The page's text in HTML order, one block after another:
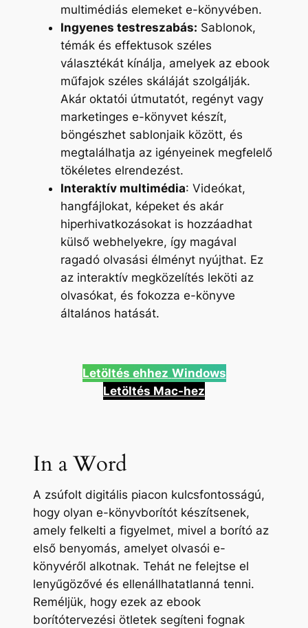
multimédiás elemeket e-könyvében.
Ingyenes testreszabás: Sablonok,
témák és effektusok széles
választékát kínálja, amelyek az ebook
műfajok széles skáláját szolgálják.
Akár oktatói útmutatót, regényt vagy
marketinges e-könyvet készít,
böngészhet sablonjaik között, és
megtalálhatja az igényeinek megfelelő
tökéletes elrendezést.
Interaktív multimédia: Videókat,
hangfájlokat, képeket és akár
hiperhivatkozásokat is hozzáadhat
külső webhelyekre, így magával
ragadó olvasási élményt nyújthat. Ez
az interaktív megközelítés leköti az
olvasókat, és fokozza e-könyve
általános hatását.
Letöltés ehhez Windows
Letöltés Mac-hez
In a Word
A zsúfolt digitális piacon kulcsfontosságú,
hogy olyan e-könyvborítót készítsenek,
amely felkelti a figyelmet, mivel a borító az
első benyomás, amelyet olvasói e-
könyvéről alkotnak. Tehát ne felejtse el
lenyűgözővé és ellenállhatatlanná tenni.
Reméljük, hogy ezek az ebook
borítótervezési ötletek segíteni fognak